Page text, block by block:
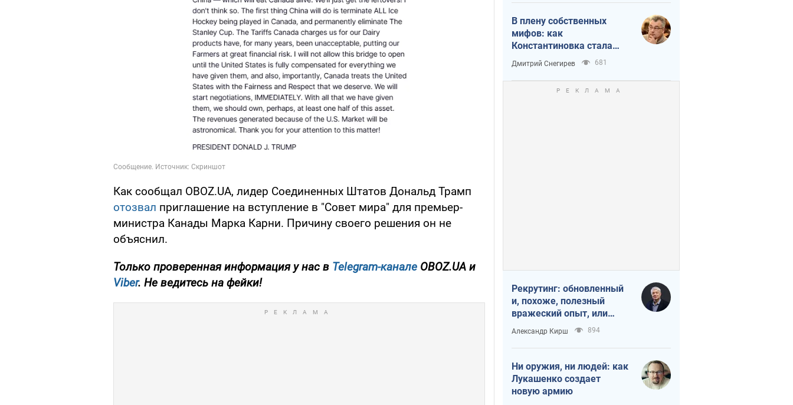
Как сообщал OBOZ.UA, лидер Соединенных Штатов Дональд Трамп
отозвал приглашение на вступление в "Совет мира" для премьер-
министра Канады Марка Карни. Причину своего решения он не
объяснил.
Только проверенная информация у нас в Telegram-канале OBOZ.UA и
Viber. Не ведитесь на фейки!
В плену собственных
мифов: как
Константиновка стала
главной идеологической
ловушкой для российских
оккупантов
Дмитрий Снегирев 681
Рекрутинг: обновленный
и, похоже, полезный
вражеский опыт, или
Диалектика
требовательной трусости
Александр Кирш 894
Ни оружия, ни людей: как
Лукашенко создает
новую армию